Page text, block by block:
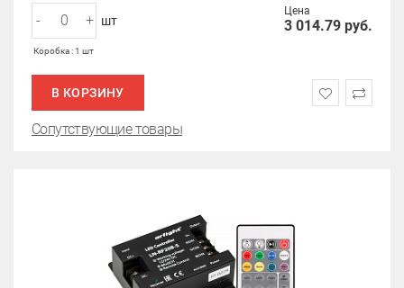
Цена
3 014.79 руб.
- + шт
Коробка : 1 шт
В КОРЗИНУ
Сопутствующие товары